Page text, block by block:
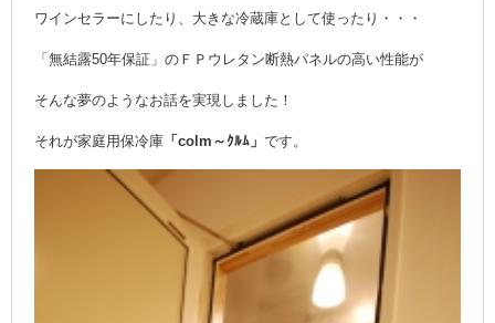
ワインセラーにしたり、大きな冷蔵庫として使ったり・・・
「無結露50年保証」のＦＰウレタン断熱パネルの高い性能が
そんな夢のようなお話を実現しました！
それが家庭用保冷庫 「colm～ｸﾙﾑ」 です。